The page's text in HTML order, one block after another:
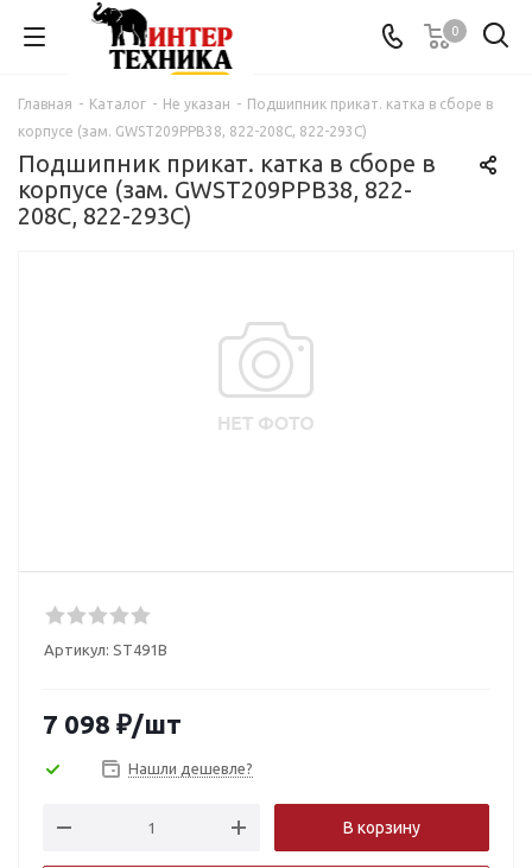
0
Главная - Каталог - Не указан - Подшипник прикат. катка в сборе в
корпусе (зам. GWST209PPB38, 822-208С, 822-293С)
Подшипник прикат. катка в сборе в
корпусе (зам. GWST209PPB38, 822-
208С, 822-293С)
Артикул: ST491B
7 098 ₽/шт
Нашли дешевле?
В корзину